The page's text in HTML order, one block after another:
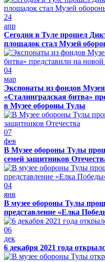
24
апр
Сегодня в Туле прошел
площадок стал Музей
04
мар
Экспонаты из фондов
«Сталинградская битва»
в Музее обороны Тулы
07
фев
В Музее обороны Тулы
семей защитников
04
янв
В музее обороны Тулы
представление «Елка
06
дек
6 декабря 2021 года